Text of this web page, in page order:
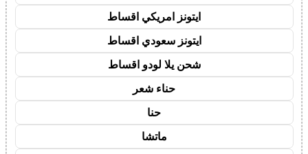
ايتونز امريكي اقساط
ايتونز سعودي اقساط
شحن يلا لودو اقساط
حناء شعر
حنا
ماتشا